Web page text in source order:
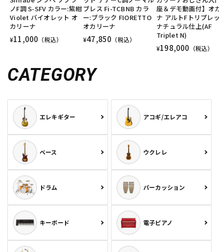
ノF調 S-SFV カラー:紫紺
Violet バイオレット オ
カリーナ
¥11,000 （税込）
ブレス Fi-TCBNB カラ
ー:ブラック FIORETTO
オカリーナ
¥47,850 （税込）
座＆デモ動画付】オ
ナ アルトFトリプレ
ナチュラル仕上(AF
Triplet N)
¥198,000 （税込）
CATEGORY
エレキギター アコギ/エレアコ
ベース ウクレレ
ドラム パーカッション
キーボード 電子ピアノ